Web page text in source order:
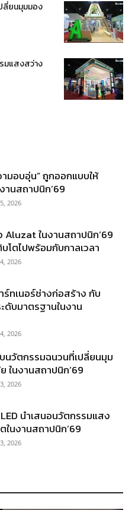
ลี่ยนมุมมอง
มแสงสว่าง
มอบอุ่น” ถูกออกแบบให้
านสถาปนิก’69
2026
Aluzat ในงานสถาปนิก’69
โตไปพร้อมกับกาลเวลา
2026
ร์ทเนอร์ช่างก่อสร้าง กับ
ดับมาตรฐานในงาน
2026
นวัตกรรมฉนวนที่เปลี่ยนมุม
ในงานสถาปนิก’69
2026
นำเสนอนวัตกรรมแสง
นงานสถาปนิก’69
2026